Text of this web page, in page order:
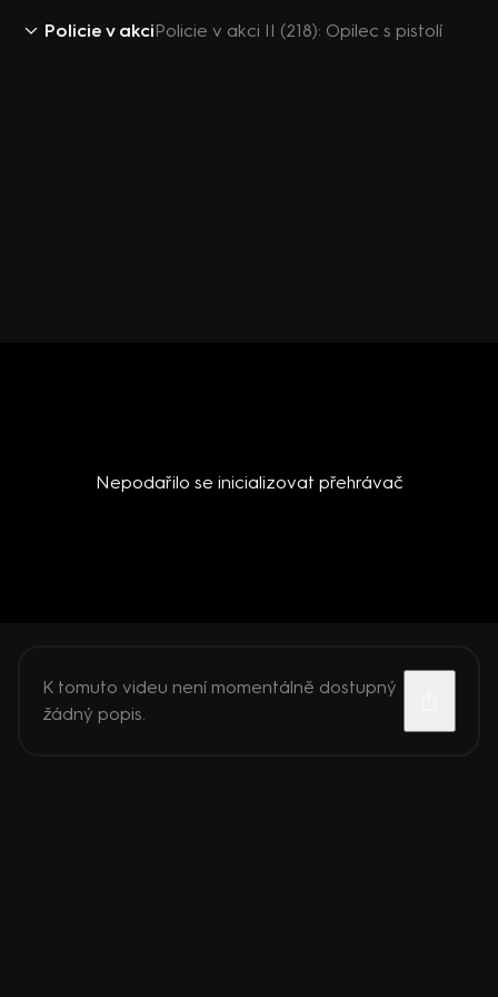
Policie v akciPolicie v akci II (218): Opilec s pistolí
Nepodařilo se inicializovat přehrávač
K tomuto videu není momentálně dostupný
žádný popis.